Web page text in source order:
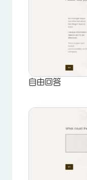
自由回答